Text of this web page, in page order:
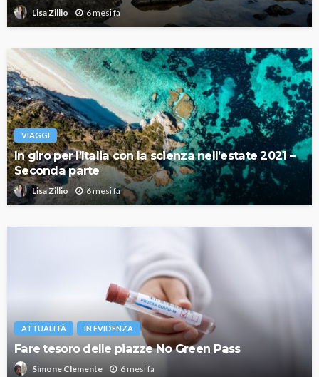
Lisa Zillio 6 mesi fa
VIAGGI
In giro per l’Italia con la scienza nell’estate 2021 –
Seconda parte
Lisa Zillio 6 mesi fa
ATTUALITÀ IN EVIDENZA
Fare tesoro delle piazze No Green Pass
Simone Clemente 6 mesi fa